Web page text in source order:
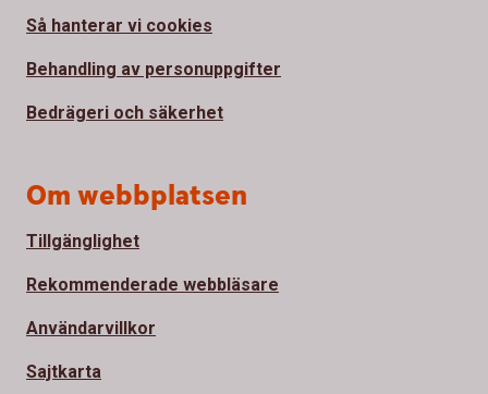
Så hanterar vi cookies
Behandling av personuppgifter
Bedrägeri och säkerhet
Om webbplatsen
Tillgänglighet
Rekommenderade webbläsare
Användarvillkor
Sajtkarta